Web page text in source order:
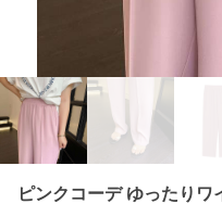
ピンクコーデ ゆったり